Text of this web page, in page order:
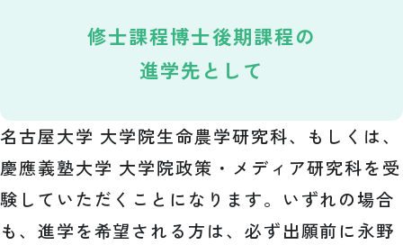
修士課程博士後期課程の
進学先として
名古屋大学 大学院生命農学研究科、もしくは、
慶應義塾大学 大学院政策・メディア研究科を受
験していただくことになります。いずれの場合
も、進学を希望される方は、必ず出願前に永野